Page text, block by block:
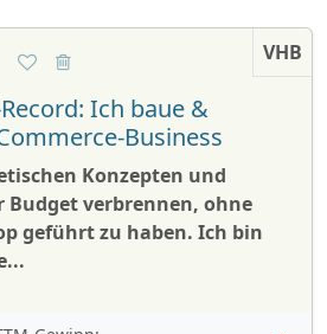
VHB
Ich baue &
Business
Konzepten und
verbrennen, ohne
geführt zu haben. Ich bin